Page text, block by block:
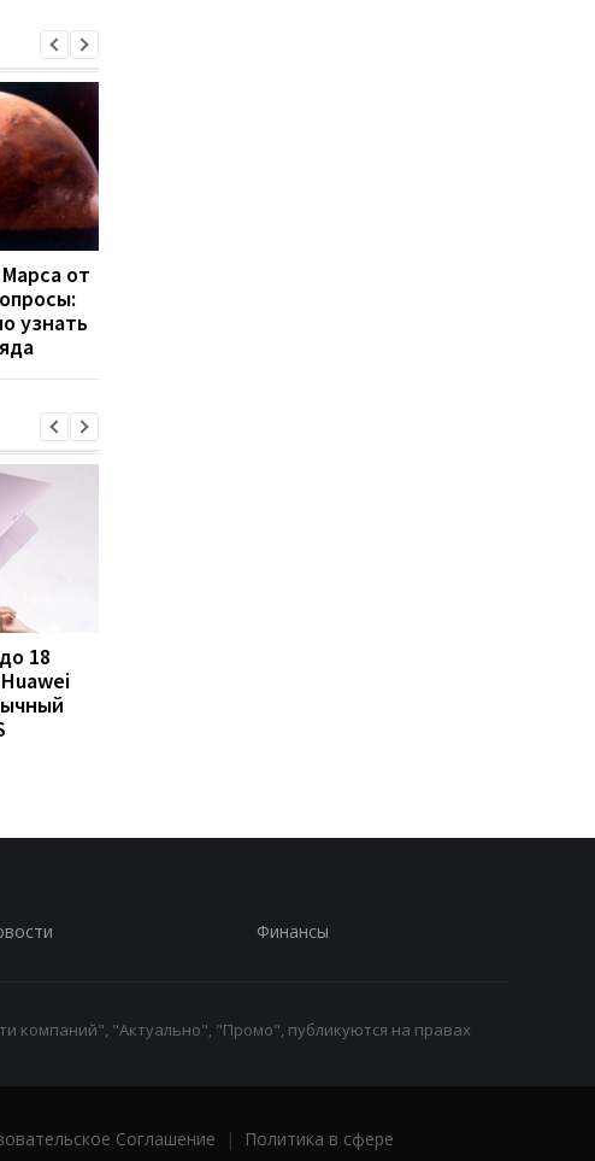
от
узнать
18
Финансы
компаний", "Актуально", "Промо", публикуются на правах
Соглашение |
Политика в сфере